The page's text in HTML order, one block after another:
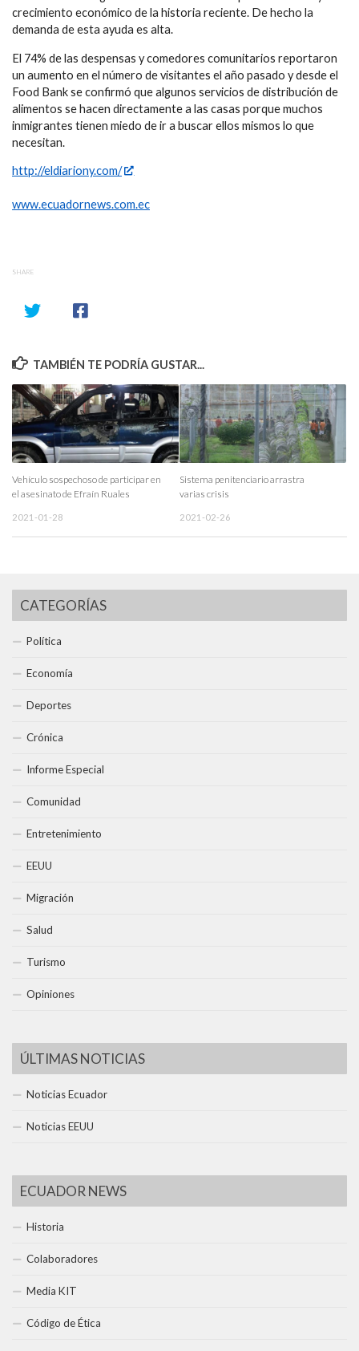
crecimiento económico de la historia reciente. De hecho la
demanda de esta ayuda es alta.
El 74% de las despensas y comedores comunitarios reportaron
un aumento en el número de visitantes el año pasado y desde el
Food Bank se confirmó que algunos servicios de distribución de
alimentos se hacen directamente a las casas porque muchos
inmigrantes tienen miedo de ir a buscar ellos mismos lo que
necesitan.
http://eldiariony.com/
www.ecuadornews.com.ec
SHARE
TAMBIÉN TE PODRÍA GUSTAR...
Vehículo sospechoso de participar en
el asesinato de Efraín Ruales
2021-01-28
Sistema penitenciario arrastra
varias crisis
2021-02-26
CATEGORÍAS
Política
Economía
Deportes
Crónica
Informe Especial
Comunidad
Entretenimiento
EEUU
Migración
Salud
Turismo
Opiniones
ÚLTIMAS NOTICIAS
Noticias Ecuador
Noticias EEUU
ECUADOR NEWS
Historia
Colaboradores
Media KIT
Código de Ética